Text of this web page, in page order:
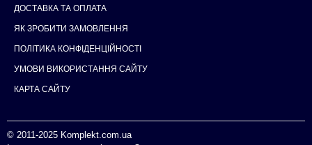
ДОСТАВКА ТА ОПЛАТА
ЯК ЗРОБИТИ ЗАМОВЛЕННЯ
ПОЛІТИКА КОНФІДЕНЦІЙНОСТІ
УМОВИ ВИКОРИСТАННЯ САЙТУ
КАРТА САЙТУ
© 2011-2025 Komplekt.com.ua